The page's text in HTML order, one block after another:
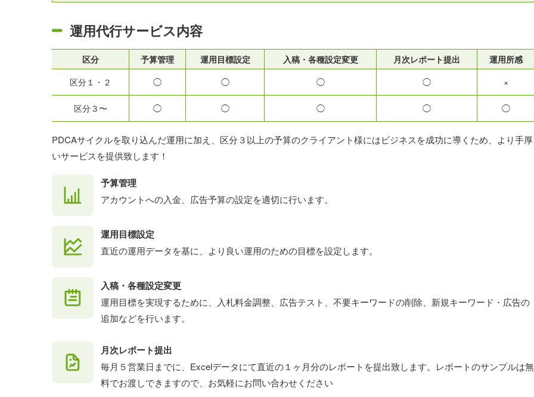
運用代行サービス内容
区分 予算管理 運用目標設定 入稿・各種設定変更 月次レポート提出
運用所感
区分１・２
◯ ◯ ◯ ◯ ×
区分３〜 ◯ ◯ ◯ ◯ ◯
PDCAサイクルを取り込んだ運用に加え、区分３以上の予算のクライアント様にはビジネスを成功に導くため、より手厚
いサービスを提供致します！
予算管理
アカウントへの入金、広告予算の設定を適切に行います。
運用目標設定
直近の運用データを基に、より良い運用のための目標を設定します。
入稿・各種設定変更
運用目標を実現するために、入札料金調整、広告テスト、不要キーワードの削除、新規キーワード・広告の
追加などを行います。
月次レポート提出
毎月５営業日までに、Excelデータにて直近の１ヶ月分のレポートを提出致します。レポートのサンプルは無
料でお渡しできますので、お気軽にお問い合わせください